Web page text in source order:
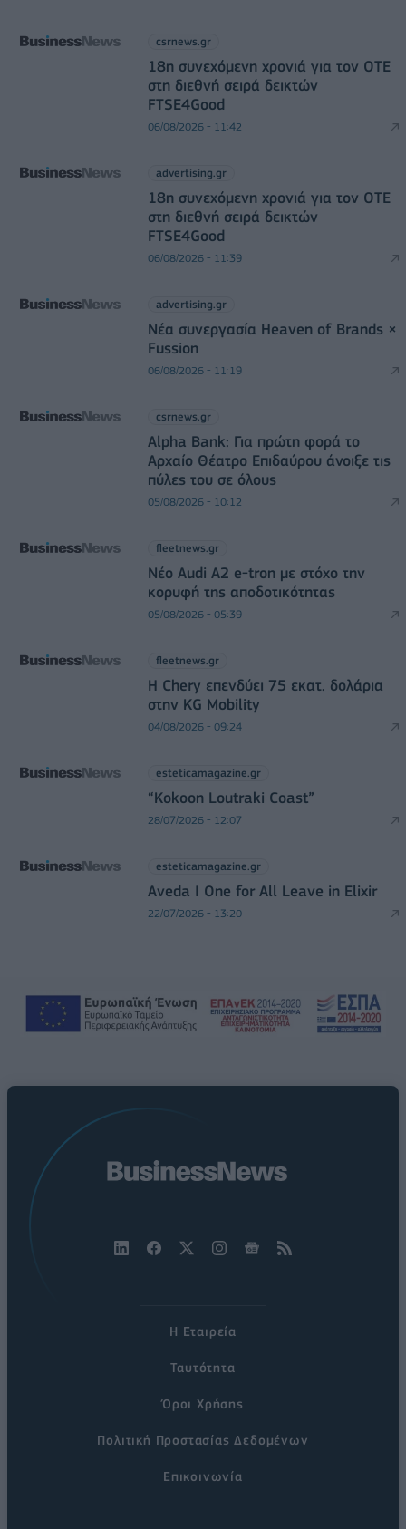
csrnews.gr
18η συνεχόμενη χρονιά για τον ΟΤΕ
στη διεθνή σειρά δεικτών
FTSE4Good
06/08/2026 - 11:42
advertising.gr
18η συνεχόμενη χρονιά για τον ΟΤΕ
στη διεθνή σειρά δεικτών
FTSE4Good
06/08/2026 - 11:39
advertising.gr
Νέα συνεργασία Heaven of Brands ×
Fussion
06/08/2026 - 11:19
csrnews.gr
Alpha Bank: Για πρώτη φορά το
Αρχαίο Θέατρο Επιδαύρου άνοιξε τις
πύλες του σε όλους
05/08/2026 - 10:12
fleetnews.gr
Νέο Audi A2 e-tron με στόχο την
κορυφή της αποδοτικότητας
05/08/2026 - 05:39
fleetnews.gr
Η Chery επενδύει 75 εκατ. δολάρια
στην KG Mobility
04/08/2026 - 09:24
esteticamagazine.gr
“Kokoon Loutraki Coast”
28/07/2026 - 12:07
esteticamagazine.gr
Aveda I One for All Leave in Elixir
22/07/2026 - 13:20
Η Εταιρεία
Ταυτότητα
Όροι Χρήσης
Πολιτική Προστασίας Δεδομένων
Επικοινωνία